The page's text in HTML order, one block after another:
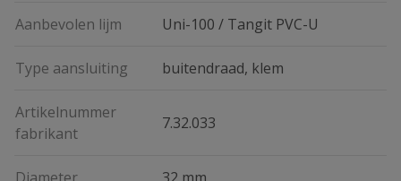
Aanbevolen lijm Uni-100 / Tangit PVC-U
Type aansluiting buitendraad, klem
Artikelnummer
fabrikant
7.32.033